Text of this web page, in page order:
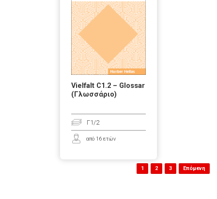
Vielfalt C1.2 – Glossar
(Γλωσσάριο)
Γ1/2
από 16 ετών
1 2 3 Επόμενη